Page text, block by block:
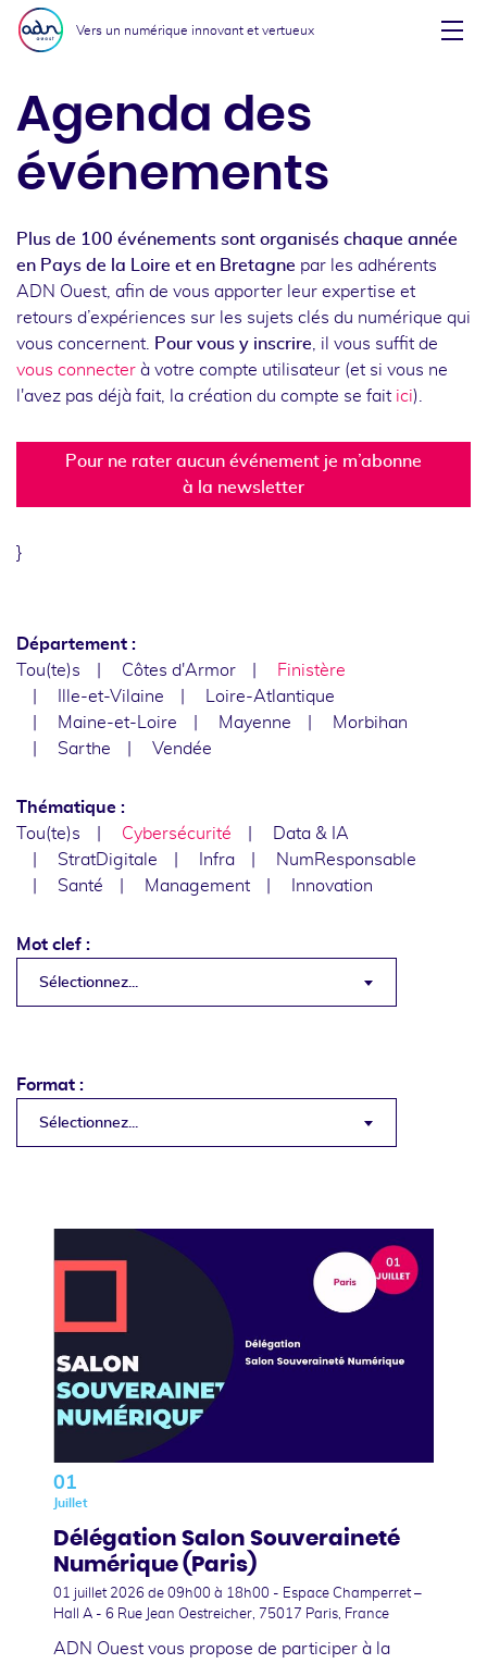
Aller au menu
Aller au contenu
Vers un numérique innovant et vertueux
Agenda des
événements
Plus de 100 événements sont organisés chaque année
en Pays de la Loire et en Bretagne par les adhérents
ADN Ouest, afin de vous apporter leur expertise et
retours d’expériences sur les sujets clés du numérique qui
vous concernent.
Pour vous y inscrire , il vous suffit de
vous connecter à votre compte utilisateur (et si vous ne
l'avez pas déjà fait, la création du compte se fait ici).
Pour ne rater aucun événement je m’abonne
à la newsletter
}
Département :
Tou(te)s
Côtes d'Armor
Finistère
Ille-et-Vilaine
Loire-Atlantique
Maine-et-Loire
Mayenne
Morbihan
Sarthe
Vendée
Thématique :
Tou(te)s
Cybersécurité
Data & IA
StratDigitale
Infra
NumResponsable
Santé
Management Innovation
Mot clef :
Sélectionnez...
Format :
Sélectionnez...
01
Juillet
Délégation Salon Souveraineté
Numérique (Paris)
01 juillet 2026 de 09h00 à 18h00 - Espace Champerret –
Hall A - 6 Rue Jean Oestreicher, 75017 Paris, France
ADN Ouest vous propose de participer à la